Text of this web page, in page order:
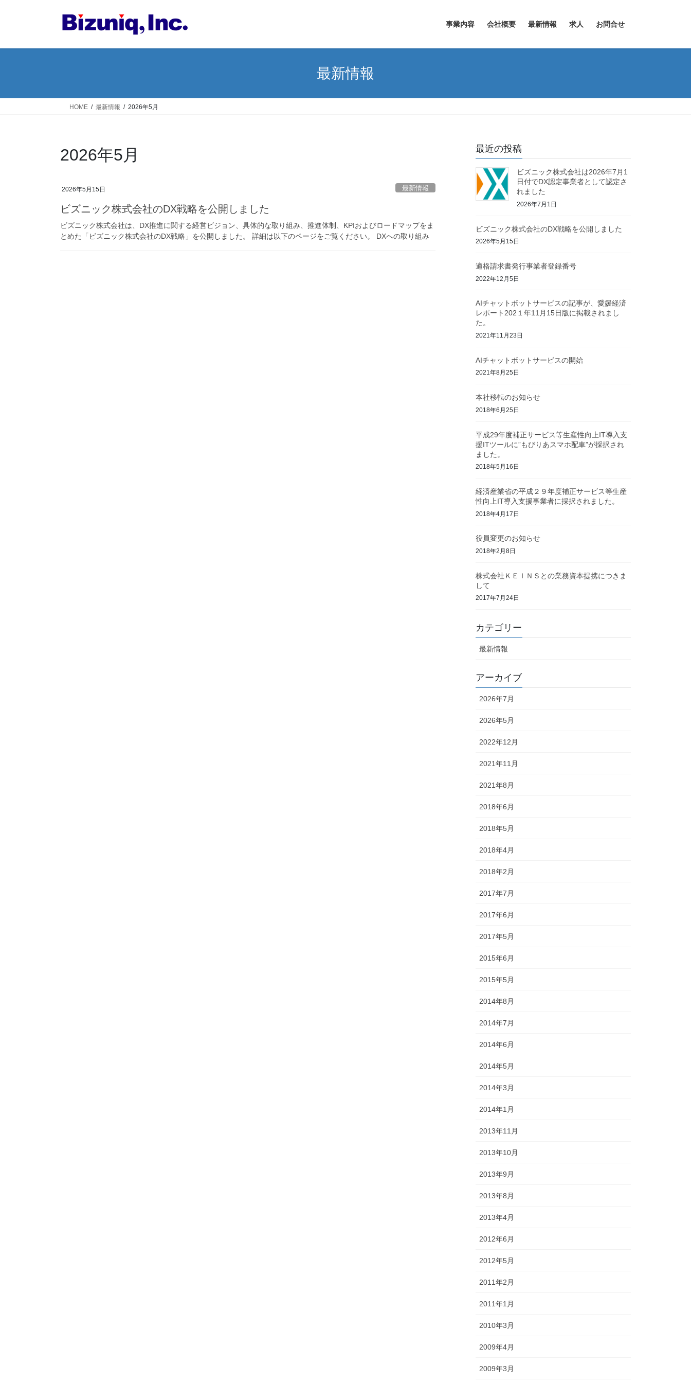
事業内容 会社概要 最新情報 求人 お問合せ
最新情報
HOME 最新情報 2026年5月
2026年5月
2026年5月15日 最新情報
ビズニック株式会社のDX戦略を公開しました
ビズニック株式会社は、DX推進に関する経営ビジョン、具体的な取り組み、推進体制、KPIおよびロードマップをま
とめた「ビズニック株式会社のDX戦略」を公開しました。 詳細は以下のページをご覧ください。 DXへの取り組み
最近の投稿
ビズニック株式会社は2026年7月1
日付でDX認定事業者として認定さ
れました
2026年7月1日
ビズニック株式会社のDX戦略を公開しました
2026年5月15日
適格請求書発行事業者登録番号
2022年12月5日
AIチャットボットサービスの記事が、愛媛経済
レポート202１年11月15日版に掲載されまし
た。
2021年11月23日
AIチャットボットサービスの開始
2021年8月25日
本社移転のお知らせ
2018年6月25日
平成29年度補正サービス等生産性向上IT導入支
援ITツールに”もびりあスマホ配車”が採択され
ました。
2018年5月16日
経済産業省の平成２９年度補正サービス等生産
性向上IT導入支援事業者に採択されました。
2018年4月17日
役員変更のお知らせ
2018年2月8日
株式会社ＫＥＩＮＳとの業務資本提携につきま
して
2017年7月24日
カテゴリー
最新情報
アーカイブ
2026年7月
2026年5月
2022年12月
2021年11月
2021年8月
2018年6月
2018年5月
2018年4月
2018年2月
2017年7月
2017年6月
2017年5月
2015年6月
2015年5月
2014年8月
2014年7月
2014年6月
2014年5月
2014年3月
2014年1月
2013年11月
2013年10月
2013年9月
2013年8月
2013年4月
2012年6月
2012年5月
2011年2月
2011年1月
2010年3月
2009年4月
2009年3月